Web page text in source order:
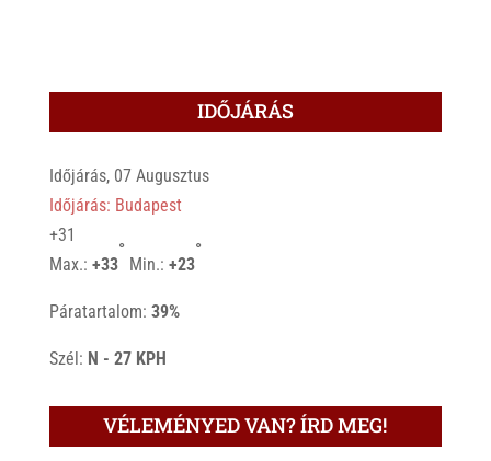
IDŐJÁRÁS
Időjárás, 07 Augusztus
Időjárás: Budapest
+31
Max.: +33
°
Min.: +23
°
Páratartalom: 39%
Szél: N - 27 KPH
VÉLEMÉNYED VAN? ÍRD MEG!